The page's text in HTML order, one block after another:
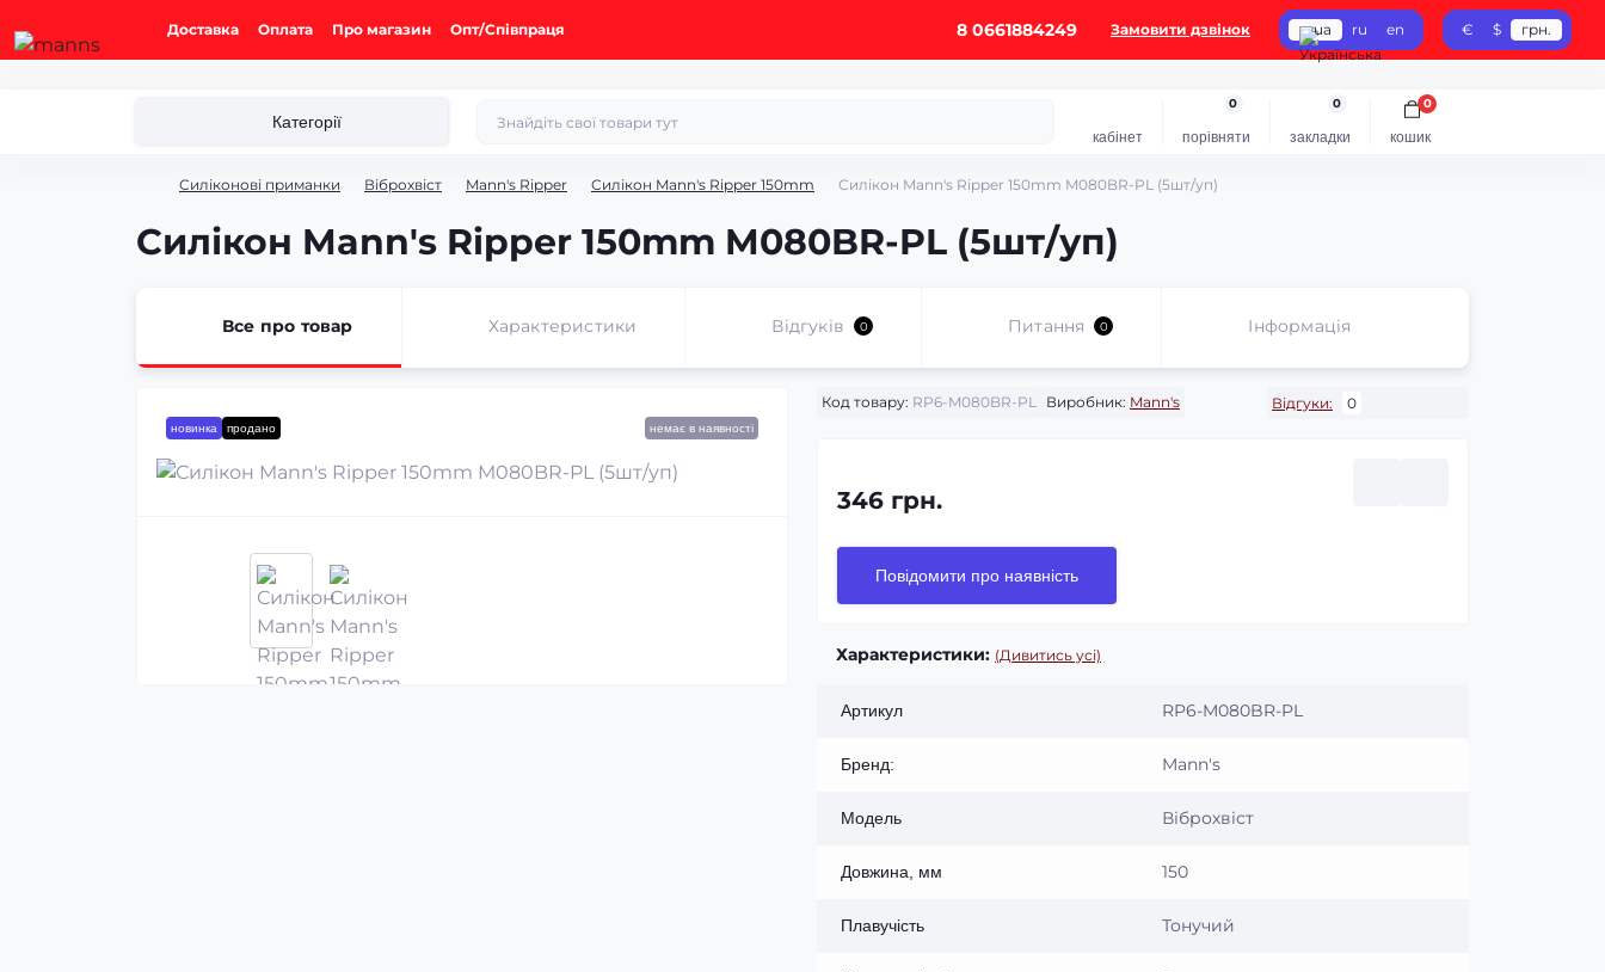
Доставка Оплата Про магазин Опт/Співпраця 8 0661884249 Замовити дзвінок ua ru en € $ грн.
Категорії
кабінет порівняти
0
закладки
0
кошик
0
Силіконові приманки Віброхвіст Mann's Ripper Силікон­ Mann's Ripper 150mm Силікон Mann's Ripper 150mm M080BR-PL (5шт/уп)
Силікон Mann's Ripper 150mm M080BR-PL (5шт/уп)
Все про товар Характеристики Відгуків 0 Питання 0 Iнформація
новинка продано немає в наявності
Код товару: RP6-M080BR-PL Виробник: Mann's Відгуки: 0
346 грн.
Повідомити про наявність
Характеристики: (Дивитись усі)
Артикул RP6-M080BR-PL
Бренд: Mann's
Модель Віброхвіст
Довжина, мм 150
Плавучість Тонучий